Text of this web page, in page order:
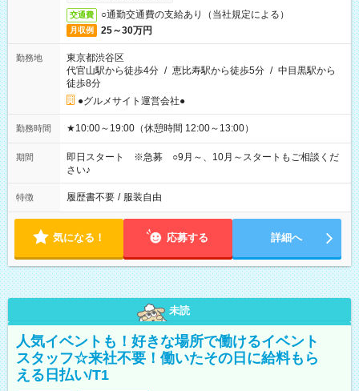
交通費 ○通勤交通費の支給あり（当社規定による）
月収例 25～30万円
勤務地
東京都渋谷区
代官山駅から徒歩4分 / 恵比寿駅から徒歩5分 / 中目黒駅から
徒歩8分
●グルメサイト運営会社●
勤務時間 ★10:00～19:00（休憩時間 12:00～13:00）
期間
即日スタート ※急募 ○9月～、10月～スタートもご相談くだ
さい♪
特徴 履歴書不要 / 服装自由
気になる！ 応募する 詳細へ
未読
人気イベントも！好きな場所で働けるイベント
スタッフ☆来社不要！働いたその日に給料もら
える日払い/T1